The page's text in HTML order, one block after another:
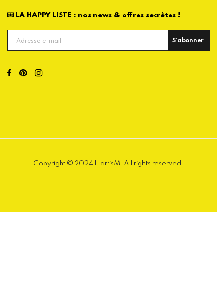
💌 LA HAPPY LISTE : nos news & offres secrètes !
S'abonner
Copyright © 2024 HarrisM. All rights reserved.